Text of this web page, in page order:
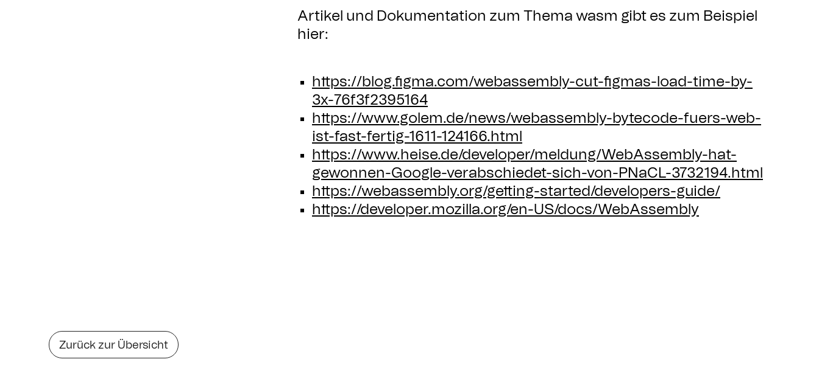
Artikel und Dokumentation zum Thema wasm gibt es zum Beispiel
hier:
https://blog.figma.com/webassembly-cut-figmas-load-time-by-
3x-76f3f2395164
https://www.golem.de/news/webassembly-bytecode-fuers-web-
ist-fast-fertig-1611-124166.html
https://www.heise.de/developer/meldung/WebAssembly-hat-
gewonnen-Google-verabschiedet-sich-von-PNaCL-3732194.html
https://webassembly.org/getting-started/developers-guide/
https://developer.mozilla.org/en-US/docs/WebAssembly
Zurück zur Übersicht